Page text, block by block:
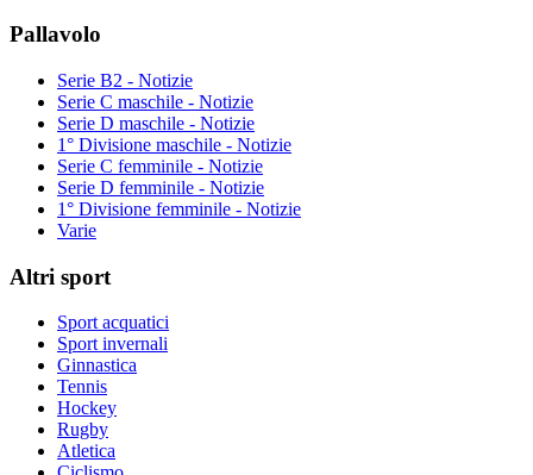
Pallavolo
Serie B2 - Notizie
Serie C maschile - Notizie
Serie D maschile - Notizie
1° Divisione maschile - Notizie
Serie C femminile - Notizie
Serie D femminile - Notizie
1° Divisione femminile - Notizie
Varie
Altri sport
Sport acquatici
Sport invernali
Ginnastica
Tennis
Hockey
Rugby
Atletica